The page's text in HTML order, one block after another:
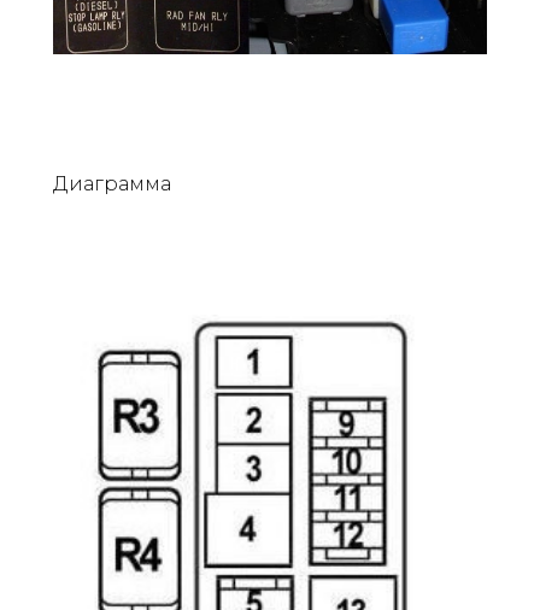
Диаграмма